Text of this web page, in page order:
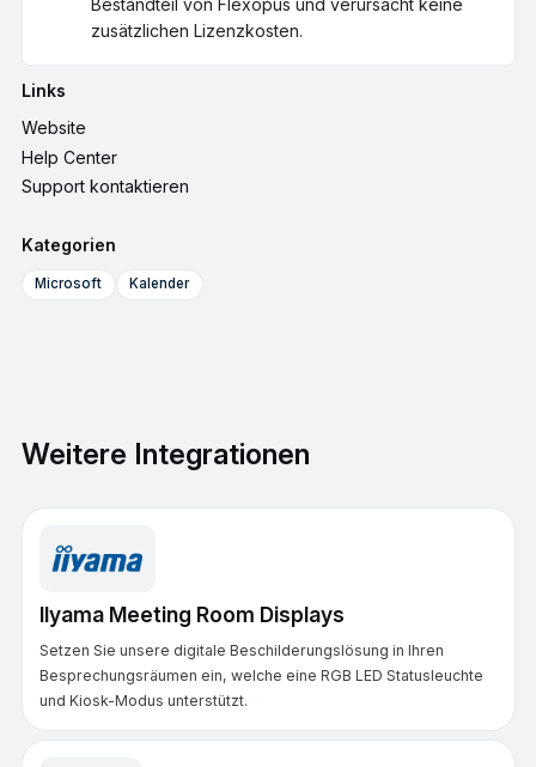
zusätzlichen Lizenzkosten.
Links
Website
Help Center
Support kontaktieren
Kategorien
Microsoft Kalender
Weitere Integrationen
IIyama Meeting Room Displays
Setzen Sie unsere digitale Beschilderungslösung in Ihren
Besprechungsräumen ein, welche eine RGB LED Statusleuchte
und Kiosk-Modus unterstützt.